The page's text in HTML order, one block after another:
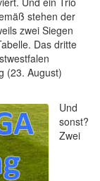
stehen der
zwei Siegen
Das dritte
(23. August)
Und
sonst?
Zwei